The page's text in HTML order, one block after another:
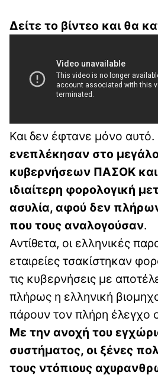
Δείτε το βίντεο και θα
Και δεν έφτανε μόνο αυτό.
ενεπλέκησαν στο
κυβερνήσεων ΠΑΣΟΚ και
ιδιαίτερη φορολογική
ασυλία, αφού δεν
που τους αναλογούσαν.
Αντίθετα, οι ελληνικές
εταιρείες τσακίστηκαν
τις κυβερνήσεις με
πλήρως η ελληνική
πάρουν τον πλήρη έλεγχο
Με την ανοχή του
συστήματος, οι ξένες
τους ντόπιους